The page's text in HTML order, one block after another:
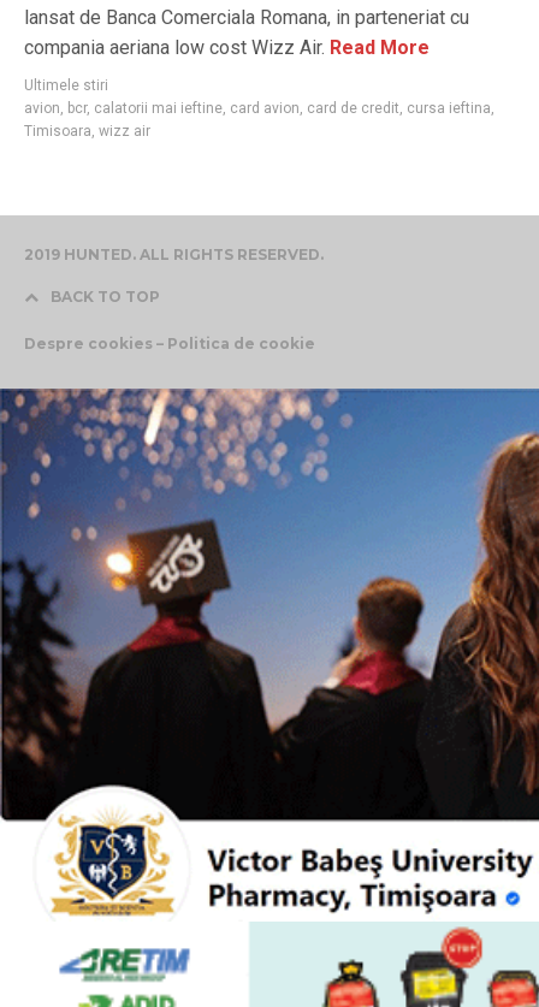
lansat de Banca Comerciala Romana, in parteneriat cu
compania aeriana low cost Wizz Air. Read More
Ultimele stiri
avion, bcr, calatorii mai ieftine, card avion, card de credit, cursa ieftina,
Timisoara, wizz air
2019 HUNTED. ALL RIGHTS RESERVED.
BACK TO TOP
Despre cookies – Politica de cookie